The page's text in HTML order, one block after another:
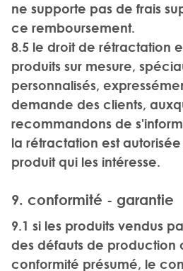
ne supporte pas de frais
ce remboursement.
8.5 le droit de rétractation
produits sur mesure,
personnalisés,
demande des clients,
recommandons de
la rétractation est
produit qui les intéresse.
9. conformité - garantie
9.1 si les produits vendus
des défauts de production
conformité présumé, le